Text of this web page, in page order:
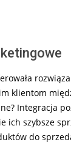
klientom
Integracja
szybsze
do